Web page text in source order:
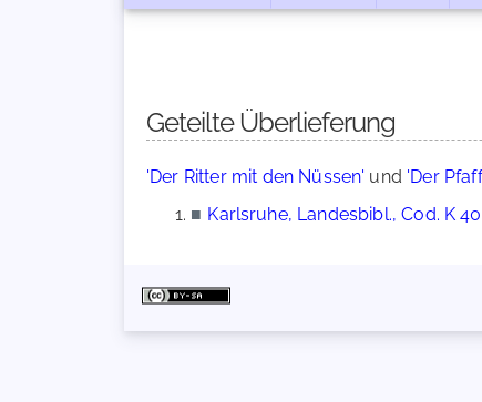
Geteilte Überlieferung
'Der Ritter mit den Nüssen' und 'Der
■ Karlsruhe, Landesbibl., Cod. K